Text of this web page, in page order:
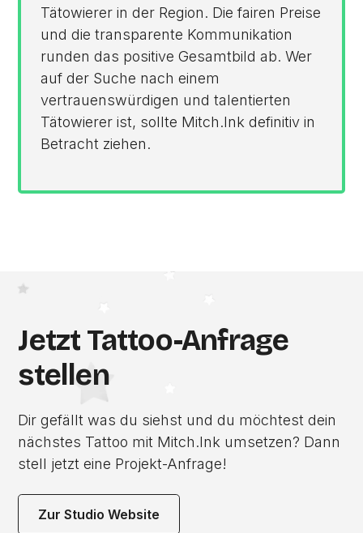
Tätowierer in der Region. Die fairen Preise
und die transparente Kommunikation
runden das positive Gesamtbild ab. Wer
auf der Suche nach einem
vertrauenswürdigen und talentierten
Tätowierer ist, sollte Mitch.Ink definitiv in
Betracht ziehen.
Jetzt Tattoo-Anfrage
stellen
Dir gefällt was du siehst und du möchtest dein
nächstes Tattoo mit Mitch.Ink umsetzen? Dann
stell jetzt eine Projekt-Anfrage!
Zur Studio Website